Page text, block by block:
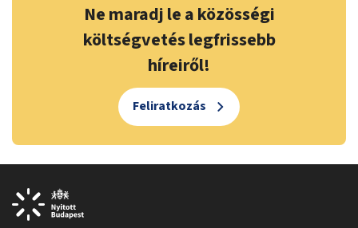
Ne maradj le a közösségi
költségvetés legfrissebb
híreiről!
Feliratkozás